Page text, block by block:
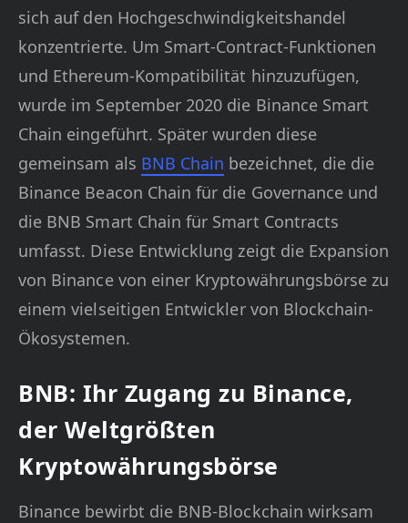
sich auf den Hochgeschwindigkeitshandel
konzentrierte. Um Smart-Contract-Funktionen
und Ethereum-Kompatibilität hinzuzufügen,
wurde im September 2020 die Binance Smart
Chain eingeführt. Später wurden diese
gemeinsam als BNB Chain bezeichnet, die die
Binance Beacon Chain für die Governance und
die BNB Smart Chain für Smart Contracts
umfasst. Diese Entwicklung zeigt die Expansion
von Binance von einer Kryptowährungsbörse zu
einem vielseitigen Entwickler von Blockchain-
Ökosystemen.
BNB: Ihr Zugang zu Binance,
der Weltgrößten
Kryptowährungsbörse
Binance bewirbt die BNB-Blockchain wirksam